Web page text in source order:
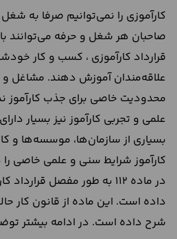
کارآموزی را نمی‌توانیم صرفا به
صاحبان هر شغل و حرفه‌ می‌توانند
قرارداد کارآموزی ، کسب و کار
علاقه‌مندان آموزش دهند. مشاغل
محدودیت خاصی برای جذب کارآموز
علمی و تجربی کارآموز نیز بسیار
بسیاری از سازمان‌ها، موسسه‌ها و
کارآموز شرایط سنی و علمی خاصی را
در ماده 112 به طور مفصل
داده است. این ماده از قانون کار
شرح داده است. در ادامه بیشتر